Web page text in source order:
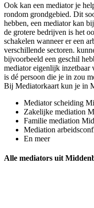
Ook kan een mediator je
rondom grondgebied. Dit
hebben, een mediator kan
de grotere bedrijven is het
schakelen wanneer er een
verschillende sectoren.
bijvoorbeeld een geschil
mediator eigenlijk
is dé persoon die je in zou
Bij Mediatorkaart kun je in
Mediator scheiding
Zakelijke mediation
Familie mediation
Mediation
En meer
Alle mediators uit